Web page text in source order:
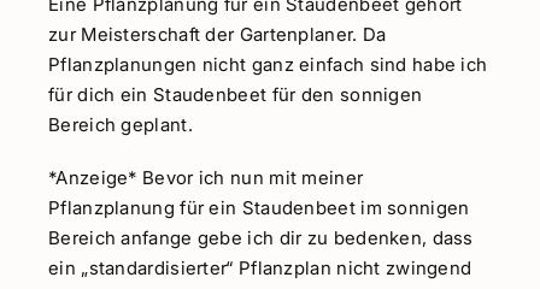
zur Meisterschaft der Gartenplaner. Da
Pflanzplanungen nicht ganz einfach sind habe ich
für dich ein Staudenbeet für den sonnigen
Bereich geplant.
*Anzeige* Bevor ich nun mit meiner
Pflanzplanung für ein Staudenbeet im sonnigen
Bereich anfange gebe ich dir zu bedenken, dass
ein „standardisierter“ Pflanzplan nicht zwingend